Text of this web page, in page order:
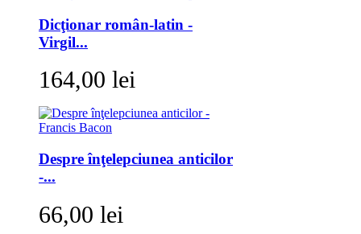
Dicţionar român-latin -
Virgil...
164,00 lei
Despre înţelepciunea anticilor
-...
66,00 lei